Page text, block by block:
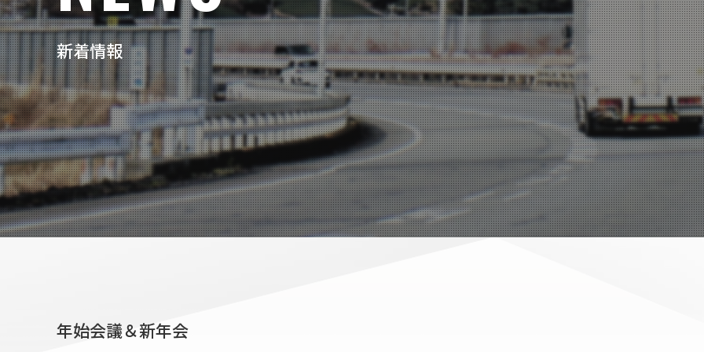
新着情報
年始会議＆新年会